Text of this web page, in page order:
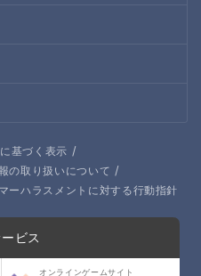
基づく表示 /
の取り扱いについて /
ーハラスメントに対する行動指針
ビス
オンラインゲームサイト